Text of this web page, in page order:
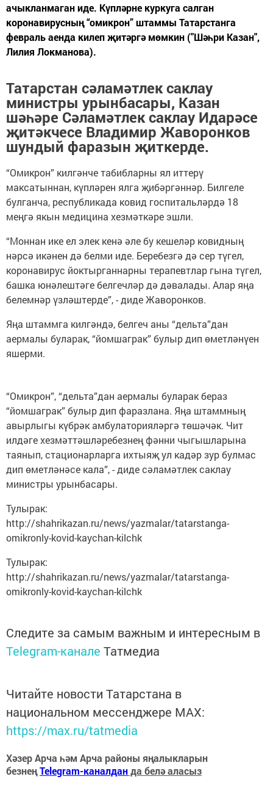
ачыкланмаган иде. Күпләрне куркуга салган
коронавирусның “омикрон” штаммы Татарстанга
февраль аенда килеп җитәргә мөмкин ("Шәһри Казан",
Лилия Локманова).
Татарстан сәламәтлек саклау
министры урынбасары, Казан
шәһәре Сәламәтлек саклау Идарәсе
җитәкчесе Владимир Жаворонков
шундый фаразын җиткерде.
“Омикрон” килгәнче табибларны ял иттерү
максатыннан, күпләрен ялга җибәргәннәр. Билгеле
булганча, республикада ковид госпитальләрдә 18
меңгә якын медицина хезмәткәре эшли.
“Моннан ике ел элек кенә әле бу кешеләр ковидның
нәрсә икәнен дә белми иде. Беребезгә дә сер түгел,
коронавирус йоктырганнарны терапевтлар гына түгел,
башка юнәлештәге белгечләр дә дәвалады. Алар яңа
белемнәр үзләштерде”, - диде Жаворонков.
Яңа штаммга килгәндә, белгеч аны “дельта”дан
аермалы буларак, “йомшаграк” булыр дип өметләнүен
яшерми.
“Омикрон”, “дельта”дан аермалы буларак бераз
“йомшаграк” булыр дип фаразлана. Яңа штаммның
авырлыгы күбрәк амбулаторияләргә төшәчәк. Чит
илдәге хезмәттәшләребезнең фәнни чыгышларына
таянып, стационарларга ихтыяҗ ул кадәр зур булмас
дип өметләнәсе кала”, - диде сәламәтлек саклау
министры урынбасары.
Тулырак:
http://shahrikazan.ru/news/yazmalar/tatarstanga-
omikronly-kovid-kaychan-kilchk
Тулырак:
http://shahrikazan.ru/news/yazmalar/tatarstanga-
omikronly-kovid-kaychan-kilchk
Следите за самым важным и интересным в
Telegram-канале Татмедиа
Читайте новости Татарстана в
национальном мессенджере MАХ:
https://max.ru/tatmedia
Хәзер Арча һәм Арча районы яңалыкларын
безнеңTelegram-каналданда белә аласыз